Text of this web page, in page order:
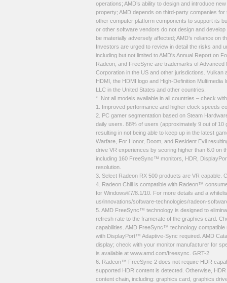
operations; AMD’s ability to design and introduce
property; AMD depends on third-party companies
other computer platform components to support its
or other software vendors do not design and
be materially adversely affected; AMD’s reliance
Investors are urged to review in detail the risks and
including but not limited to AMD's Annual Report on
Radeon, and FreeSync are trademarks of
Corporation in the US and other jurisdictions.
HDMI, the HDMI logo and High-Definition
LLC in the United States and other countries.
* Not all models available in all countries – check
1. Improved performance and higher clock speeds
2. PC gamer segmentation based on Steam
daily users. 88% of users (approximately 9 out of
resulting in not being able to keep up in the latest
Warfare, For Honor, Doom, and Resident Evil
drive VR experiences by scoring higher than 6.0 on
including 160 FreeSync™ monitors, HDR,
resolution.
3. Select Radeon RX 500 products are VR capable.
4. Radeon Chill is compatible with Radeon™
for Windows®7/8.1/10. For more details and a
us/innovations/software-technologies/radeon-
5. AMD FreeSync™ technology is designed to
refresh rate to the framerate of the graphics card.
capabilities. AMD FreeSync™ technology
with DisplayPort™ Adaptive-Sync required. AMD
display; check with your monitor manufacturer for
is available at www.amd.com/freesync. GRT-2
6. Radeon™ FreeSync 2 does not require HDR
supported HDR content is detected. Otherwise,
content chain, including: graphics card, graphics